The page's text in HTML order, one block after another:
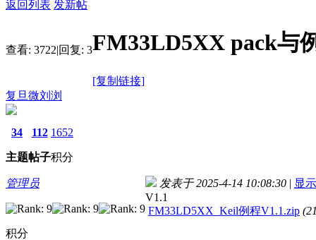
返回列表 发新帖
查看: 3722|回复: 3FM33LD5XX pack与
[复制链接]
复旦微刘浏
34
主题
112
帖子
1652
积分
管理员
积分
发表于 2025-4-14 10:08:30 | 显
V1.1
FM33LD5XX_Keil例程V1.1.zip